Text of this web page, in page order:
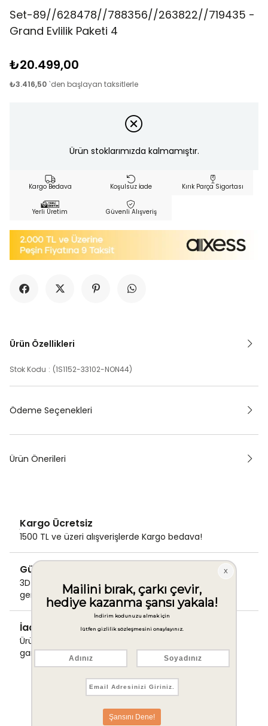
Set-89//628478//788356//263822//719435 -
Grand Evlilik Paketi 4
₺20.499,00
₺3.416,50 `den başlayan taksitlerle
Ürün stoklarımızda kalmamıştır.
Kargo Bedava Koşulsuz İade Kırık Parça Sigortası
Yerli Üretim Güvenli Alışveriş
Ürün Özellikleri
Stok Kodu (1S1152-33102-NON44)
Ödeme Seçenekleri
Ürün Önerileri
Kargo Ücretsiz
1500 TL ve üzeri alışverişlerde Kargo bedava!
Güvenli Ödeme
3D Secure ile güvenli ödemenizi
gerçekleştirin.
İade & Değişim Garantisi
Ürünlerinizde sorunsuz iade ve değişim
garantisi.